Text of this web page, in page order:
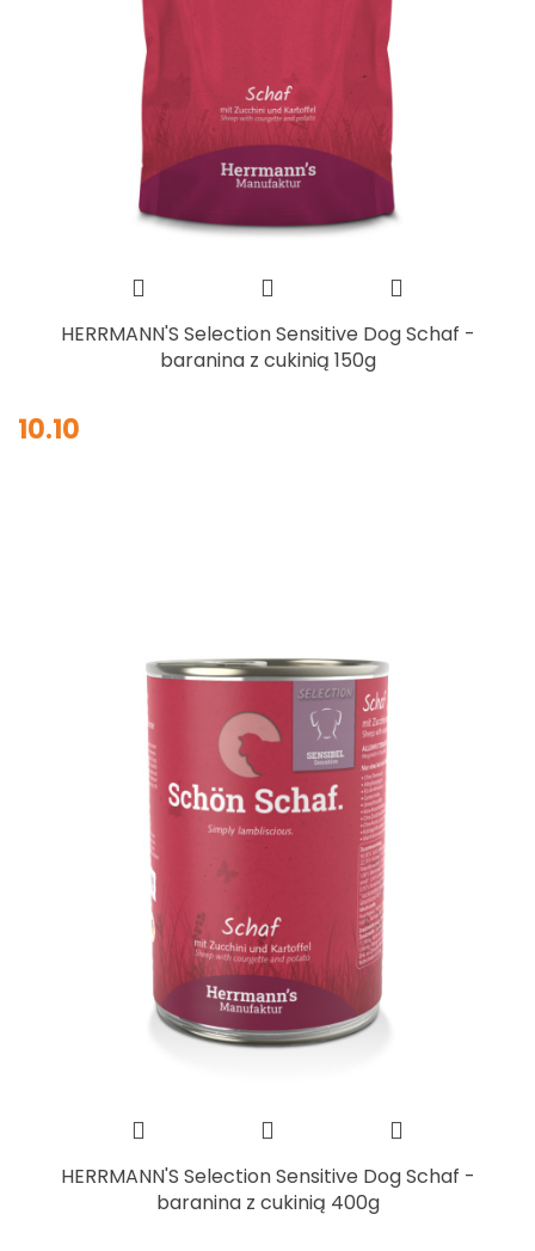
HERRMANN'S Selection Sensitive Dog Schaf -
baranina z cukinią 150g
10.10
HERRMANN'S Selection Sensitive Dog Schaf -
baranina z cukinią 400g